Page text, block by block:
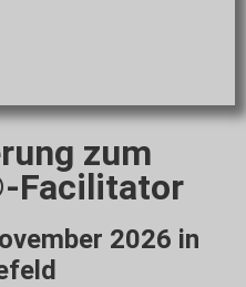
zum
Facilitator
2026 in